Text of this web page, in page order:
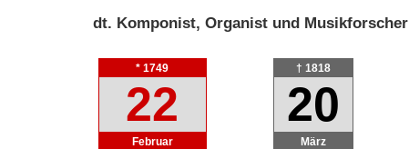
dt. Komponist, Organist und Musikforscher
* 1749
22
Februar
† 1818
20
März